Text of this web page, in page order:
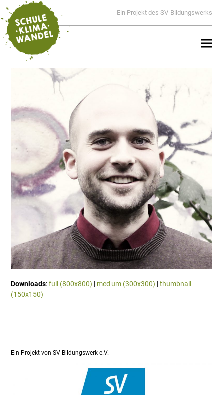
Ein Projekt des SV-Bildungswerks
Downloads:full (800x800) | medium (300x300) |thumbnail
(150x150)
Ein Projekt von SV-Bildungswerk e.V.